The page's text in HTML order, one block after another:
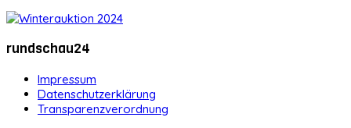
rundschau24
Impressum
Datenschutzerklärung
Transparenzverordnung